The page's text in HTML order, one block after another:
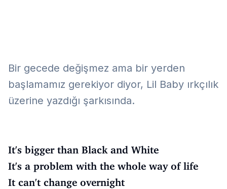
Bir gecede değişmez ama bir yerden
başlamamız gerekiyor diyor, Lil Baby ırkçılık
üzerine yazdığı şarkısında.
It's bigger than Black and White
It's a problem with the whole way of life
It can't change overnight